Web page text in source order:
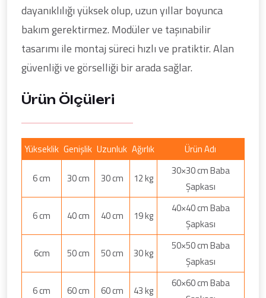
dayanıklılığı yüksek olup, uzun yıllar boyunca
bakım gerektirmez. Modüler ve taşınabilir
tasarımı ile montaj süreci hızlı ve pratiktir. Alan
güvenliği ve görselliği bir arada sağlar.
Ürün Ölçüleri
Yükseklik Genişlik Uzunluk Ağırlık Ürün Adı
6 cm 30 cm 30 cm 12 kg
30×30 cm Baba
Şapkası
6 cm 40 cm 40 cm 19 kg
40×40 cm Baba
Şapkası
6cm 50 cm 50 cm 30 kg
50×50 cm Baba
Şapkası
6 cm 60 cm 60 cm 43 kg
60×60 cm Baba